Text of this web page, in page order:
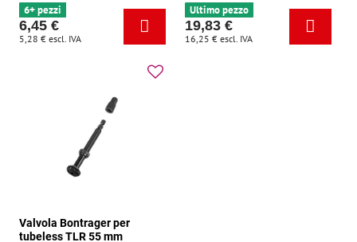
6+ pezzi
6,45 €
5,28 € escl. IVA
Ultimo pezzo
19,83 €
16,25 € escl. IVA
Valvola Bontrager per
tubeless TLR 55 mm